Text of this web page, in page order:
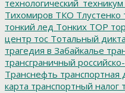
технологический_техникум
Тихомиров ТКО Тлустенко
тонкий лед Тонких ТОР
центр тос Тотальный
трагедия в Забайкалье
трансграничный
Транснефть транспортная
карта транспортный налог